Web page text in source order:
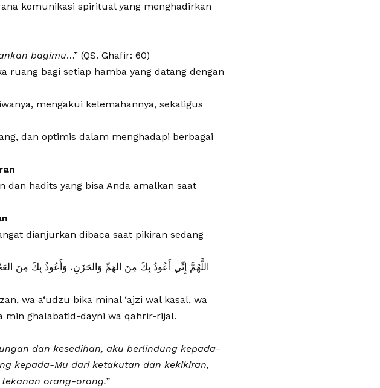
komunikasi spiritual yang menghadirkan
bagimu…” (QS. Ghafir: 60)
ruang bagi setiap hamba yang datang dengan
mengakui kelemahannya, sekaligus
dan optimis dalam menghadapi berbagai
dan hadits yang bisa Anda amalkan saat
dianjurkan dibaca saat pikiran sedang
​اللَّهُمَّ إِنِّي أَعُوذُ بِكَ مِنَ الهَمِّ وَالحَزَنِ، وَأَعُوذُ بِكَ مِنَ
wa a‘udzu bika minal ‘ajzi wal kasal, wa
min ghalabatid-dayni wa qahrir-rijal.
dan kesedihan, aku berlindung kepada-
kepada-Mu dari ketakutan dan kekikiran,
orang-orang.”